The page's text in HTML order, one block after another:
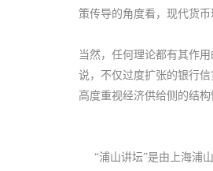
策传导的角度看，现代货币
当然，任何理论都有其作
说，不仅过度扩张的银行
高度重视经济供给侧的结
“浦山讲坛”是由上海浦山